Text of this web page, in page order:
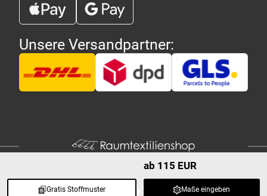
ab 115 EUR
Maße eingeben
Gratis Stoffmuster
Unsere Versandpartner: